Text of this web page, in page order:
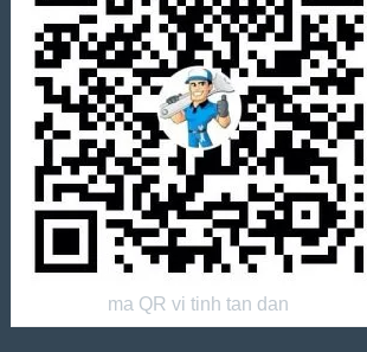
ma QR vi tinh tan dan